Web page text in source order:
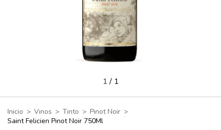
1/ 1
Inicio > Vinos > Tinto > Pinot Noir >
Saint Felicien Pinot Noir 750Ml